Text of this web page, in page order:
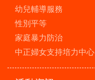
幼兒輔導服務
性別平等
家庭暴力防治
中正婦女支持培力中心